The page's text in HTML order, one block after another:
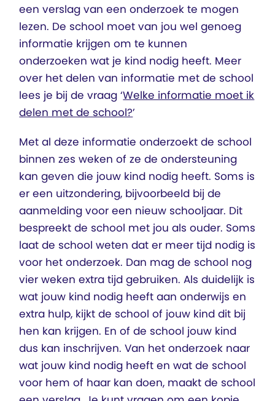
een verslag van een onderzoek te mogen
lezen. De school moet van jou wel genoeg
informatie krijgen om te kunnen
onderzoeken wat je kind nodig heeft. Meer
over het delen van informatie met de school
lees je bij de vraag ‘Welke informatie moet ik
delen met de school?’
Met al deze informatie onderzoekt de school
binnen zes weken of ze de ondersteuning
kan geven die jouw kind nodig heeft. Soms is
er een uitzondering, bijvoorbeeld bij de
aanmelding voor een nieuw schooljaar. Dit
bespreekt de school met jou als ouder. Soms
laat de school weten dat er meer tijd nodig is
voor het onderzoek. Dan mag de school nog
vier weken extra tijd gebruiken. Als duidelijk is
wat jouw kind nodig heeft aan onderwijs en
extra hulp, kijkt de school of jouw kind dit bij
hen kan krijgen. En of de school jouw kind
dus kan inschrijven. Van het onderzoek naar
wat jouw kind nodig heeft en wat de school
voor hem of haar kan doen, maakt de school